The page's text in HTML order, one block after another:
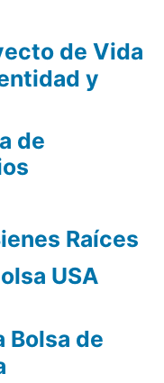
de Vida
y
de
Raíces
USA
Bolsa de